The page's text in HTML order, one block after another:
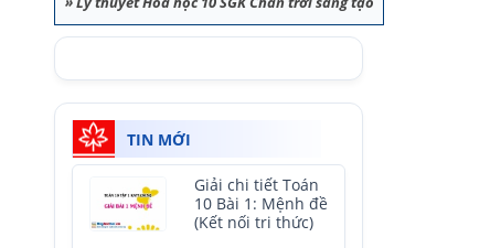
TIN MỚI
Giải chi tiết Toán
10 Bài 1: Mệnh đề
(Kết nối tri thức)